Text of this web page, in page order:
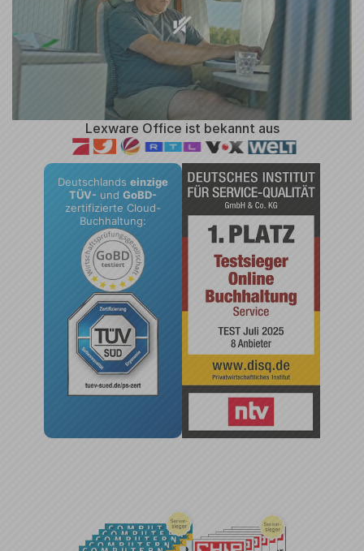
Deutschlands einzige
TÜV- und GoBD-
zertifizierte Cloud-
Buchhaltung:
Lexware Office ist bekannt aus